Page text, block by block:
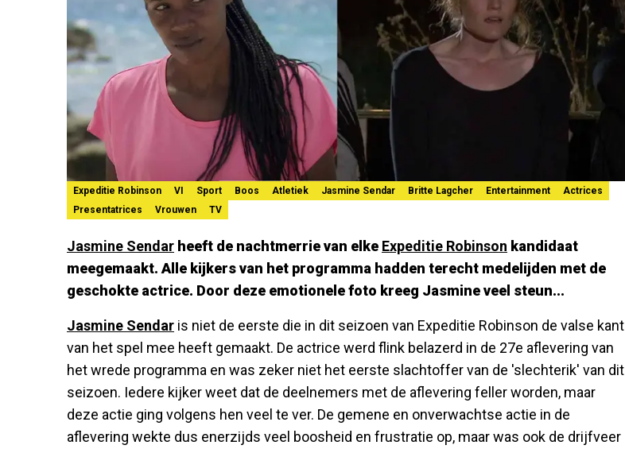
Expeditie Robinson VI Sport Boos Atletiek Jasmine Sendar Britte Lagcher Entertainment
Actrices
Presentatrices
Vrouwen TV
Jasmine Sendar heeft de nachtmerrie van elke Expeditie Robinson kandidaat
meegemaakt. Alle kijkers van het programma hadden terecht medelijden met de
geschokte actrice. Door deze emotionele foto kreeg Jasmine veel steun...
Jasmine Sendar is niet de eerste die in dit seizoen van Expeditie Robinson de valse kant
van het spel mee heeft gemaakt. De actrice werd flink belazerd in de 27e aflevering van
het wrede programma en was zeker niet het eerste slachtoffer van de 'slechterik' van dit
seizoen. Iedere kijker weet dat de deelnemers met de aflevering feller worden, maar
deze actie ging volgens hen veel te ver. De gemene en onverwachtse actie in de
aflevering wekte dus enerzijds veel boosheid en frustratie op, maar was ook de drijfveer